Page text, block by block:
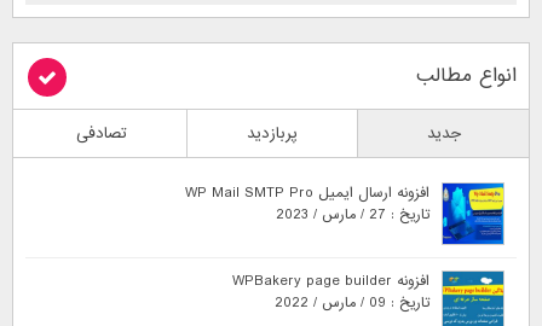
انواع مطالب
جدید پربازدید تصادفی
افزونه ارسال ایمیل WP Mail SMTP Pro
تاریخ : 27 / مارس / 2023
افزونه WPBakery page builder
تاریخ : 09 / مارس / 2022